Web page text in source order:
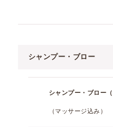
シャンプー・ブロー
シャンプー・ブロー
（マッサージ込み）